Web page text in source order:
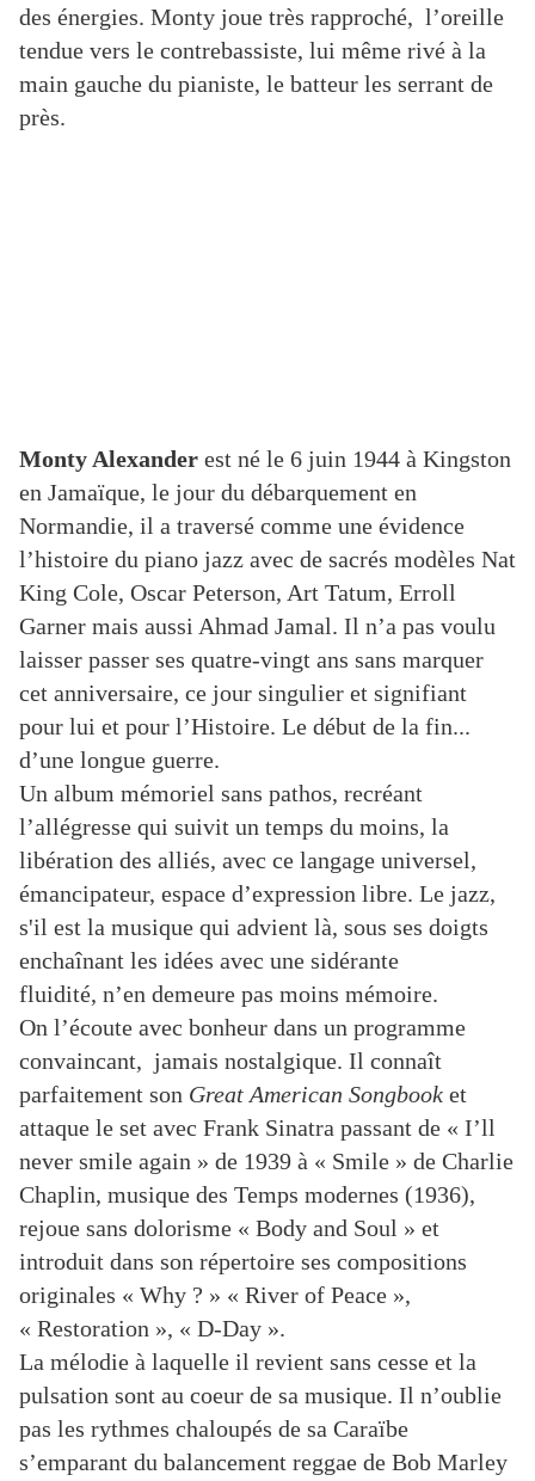
des énergies. Monty joue très rapproché, l’oreille
tendue vers le contrebassiste, lui même rivé à la
main gauche du pianiste, le batteur les serrant de
près.
Monty Alexander est né le 6 juin 1944 à Kingston
en Jamaïque, le jour du débarquement en
Normandie, il a traversé comme une évidence
l’histoire du piano jazz avec de sacrés modèles Nat
King Cole, Oscar Peterson, Art Tatum, Erroll
Garner mais aussi Ahmad Jamal. Il n’a pas voulu
laisser passer ses quatre-vingt ans sans marquer
cet anniversaire, ce jour singulier et signifiant
pour lui et pour l’Histoire. Le début de la fin...
d’une longue guerre.
Un album mémoriel sans pathos, recréant
l’allégresse qui suivit un temps du moins, la
libération des alliés, avec ce langage universel,
émancipateur, espace d’expression libre. Le jazz,
s'il est la musique qui advient là, sous ses doigts
enchaînant les idées avec une sidérante
fluidité, n’en demeure pas moins mémoire.
On l’écoute avec bonheur dans un programme
convaincant, jamais nostalgique. Il connaît
parfaitement son Great American Songbook et
attaque le set avec Frank Sinatra passant de « I’ll
never smile again » de 1939 à « Smile » de Charlie
Chaplin, musique des Temps modernes (1936),
rejoue sans dolorisme « Body and Soul » et
introduit dans son répertoire ses compositions
originales « Why ? » « River of Peace »,
« Restoration », « D-Day ».
La mélodie à laquelle il revient sans cesse et la
pulsation sont au coeur de sa musique. Il n’oublie
pas les rythmes chaloupés de sa Caraïbe
s’emparant du balancement reggae de Bob Marley